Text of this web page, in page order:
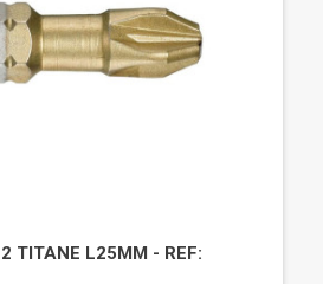
TITANE L25MM - REF: